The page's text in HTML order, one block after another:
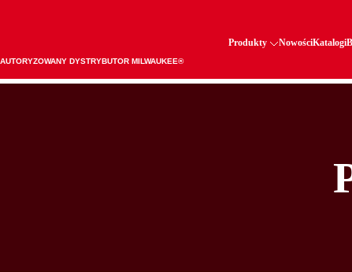
AUTORYZOWANY DYSTRYBUTOR MILWAUKEE®
Produkty NowościKatalogi